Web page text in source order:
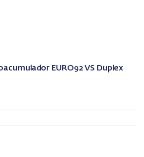
EURO92 VS Duplex